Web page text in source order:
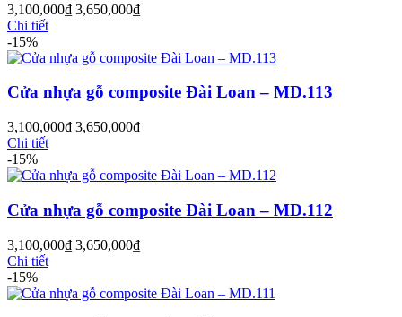
3,100,000₫ 3,650,000₫
Chi tiết
-15%
Cửa nhựa gỗ composite Đài Loan – MD.113
3,100,000₫ 3,650,000₫
Chi tiết
-15%
Cửa nhựa gỗ composite Đài Loan – MD.112
3,100,000₫ 3,650,000₫
Chi tiết
-15%